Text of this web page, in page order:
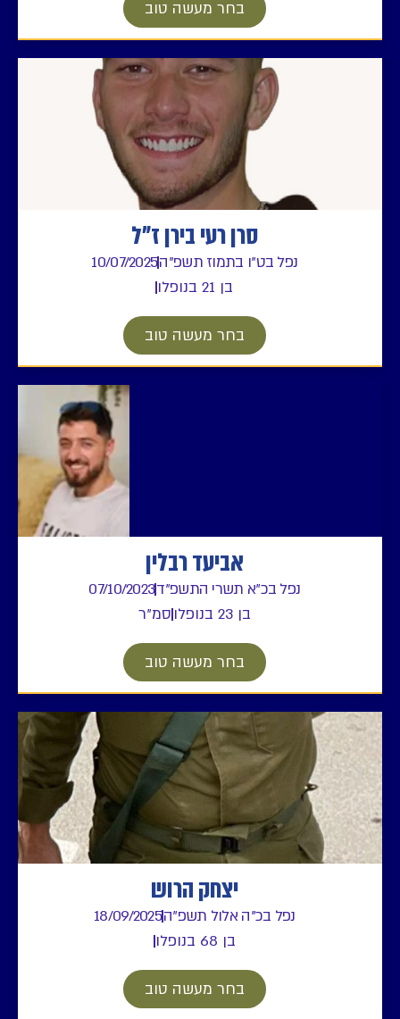
בחר מעשה טוב
סרן רעי בירן ז"ל
נפל בט"ו בתמוז תשפ"ה10/07/2025
בן 21 בנופלו
בחר מעשה טוב
אביעד רבלין
נפל בכ"א תשרי התשפ"ד07/10/2023
בן 23 בנופלו
סמ"ר
בחר מעשה טוב
יצחק הרוש
נפל בכ"ה אלול תשפ"ה18/09/2025
בן 68 בנופלו
בחר מעשה טוב